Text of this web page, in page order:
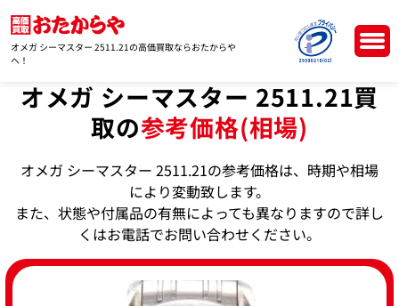
オメガ シーマスター 2511.21の高価買取ならおたからや
へ！
オメガ シーマスター 2511.21買
取の参考価格(相場)
オメガ シーマスター 2511.21の参考価格は、時期や相場
により変動致します。
また、状態や付属品の有無によっても異なりますので詳し
くはお電話でお問い合わせください。